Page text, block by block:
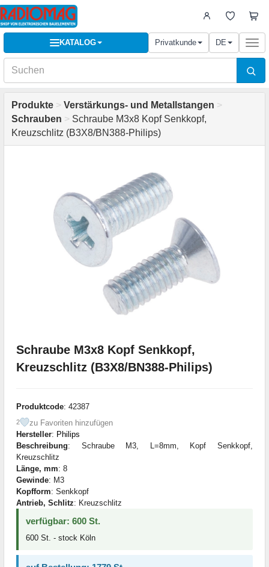
KATALOG Privatkunde DE
Produkte > Verstärkungs- und Metallstangen >
Schrauben > Schraube M3x8 Kopf Senkkopf,
Kreuzschlitz (B3X8/BN388-Philips)
Schraube M3x8 Kopf Senkkopf,
Kreuzschlitz (B3X8/BN388-Philips)
Produktcode: 42387
2
zu Favoriten hinzufügen
Hersteller: Philips
Beschreibung: Schraube M3, L=8mm, Kopf Senkkopf,
Kreuzschlitz
Länge, mm: 8
Gewinde: M3
Kopfform: Senkkopf
Antrieb, Schlitz: Kreuzschlitz
verfügbar: 600 St.
600 St. - stock Köln